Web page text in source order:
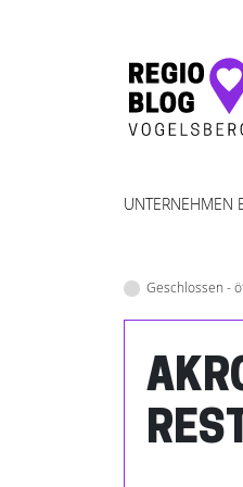
UNTERNEHMEN
Geschlossen -